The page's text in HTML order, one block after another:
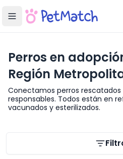
Perros en
Región
Conectamos perros
responsables. Todos están en
vacunados y esterilizados.